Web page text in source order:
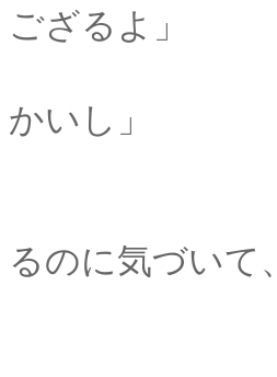
ござるよ」
「大丈夫
かいし」
「でも
と、剣心
るのに気づいて